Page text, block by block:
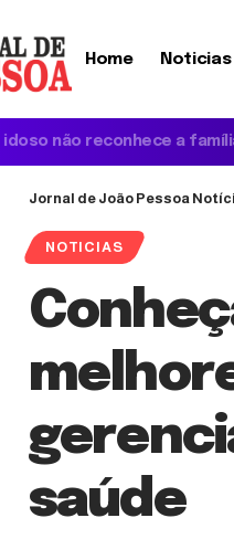
Home Noticias
Jornal de João Pessoa
NOTICIAS
saúde